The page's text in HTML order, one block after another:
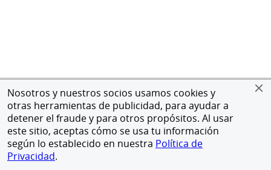
Nosotros y nuestros socios usamos cookies y
otras herramientas de publicidad, para ayudar a
detener el fraude y para otros propósitos. Al usar
este sitio, aceptas cómo se usa tu información
según lo establecido en nuestra Política de
Privacidad.